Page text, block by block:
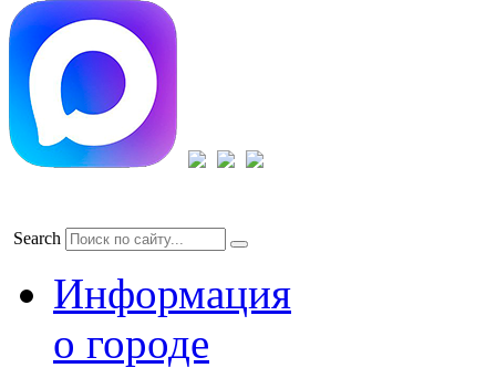
Search
Информация
о городе